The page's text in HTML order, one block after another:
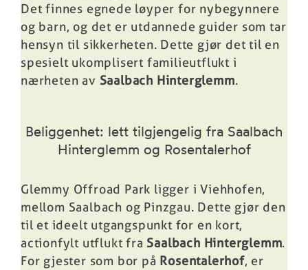
Det finnes egnede løyper for nybegynnere
og barn, og det er utdannede guider som tar
hensyn til sikkerheten. Dette gjør det til en
spesielt ukomplisert familieutflukt i
nærheten av Saalbach Hinterglemm.
Beliggenhet: lett tilgjengelig fra Saalbach
Hinterglemm og Rosentalerhof
Glemmy Offroad Park ligger i Viehhofen,
mellom Saalbach og Pinzgau. Dette gjør den
til et ideelt utgangspunkt for en kort,
actionfylt utflukt fra Saalbach Hinterglemm.
For gjester som bor på Rosentalerhof, er